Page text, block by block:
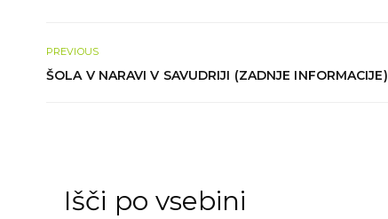
PREVIOUS
ŠOLA V NARAVI V SAVUDRIJI (ZADNJE INFORMACIJE)
Išči po vsebini